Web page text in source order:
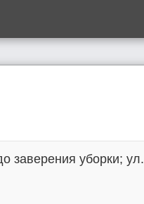
заверения уборки;